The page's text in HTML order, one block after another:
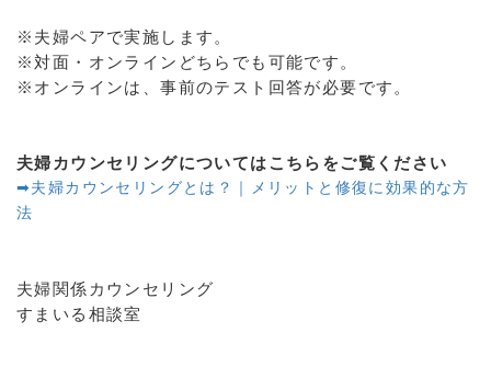
※夫婦ペアで実施します。
※対面・オンラインどちらでも可能です。
※オンラインは、事前のテスト回答が必要です。
夫婦カウンセリングについてはこちらをご覧ください
➡夫婦カウンセリングとは？｜メリットと修復に効果的な方
法
夫婦関係カウンセリング
すまいる相談室